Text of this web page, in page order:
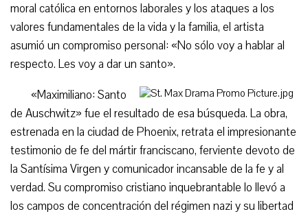
moral católica en entornos laborales y los ataques a los
valores fundamentales de la vida y la familia, el artista
asumió un compromiso personal: «No sólo voy a hablar al
respecto. Les voy a dar un santo».
«Maximiliano: Santo
de Auschwitz» fue el resultado de esa búsqueda. La obra,
estrenada en la ciudad de Phoenix, retrata el impresionante
testimonio de fe del mártir franciscano, ferviente devoto de
la Santísima Virgen y comunicador incansable de la fe y al
verdad. Su compromiso cristiano inquebrantable lo llevó a
los campos de concentración del régimen nazi y su libertad